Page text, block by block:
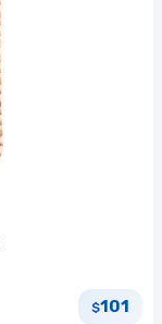
$101